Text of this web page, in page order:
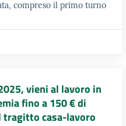
compreso il primo turno
vieni al lavoro in
fino a 150 € di
casa-lavoro